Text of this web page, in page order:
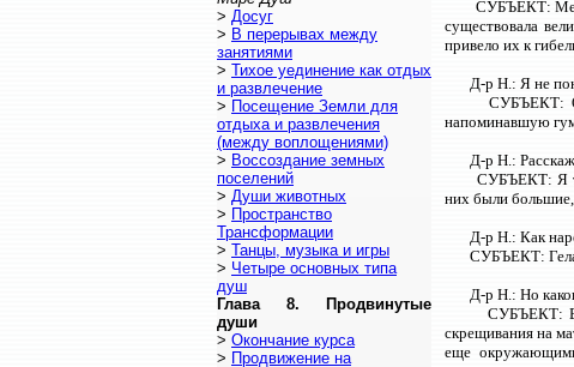
СУБЪЕКТ:
существовала
привело их к
Д-р Н.: Я не
СУБЪЕКТ:
напоминавшую
Д-р Н.:
СУБЪЕКТ: Я
них были
Д-р Н.: Как
СУБЪЕКТ:
Д-р Н.: Но
СУБЪЕКТ:
скрещивания на
еще
> Досуг
> В перерывах между
занятиями
> Тихое уединение как отдых
и развлечение
> Посещение Земли для
отдыха и развлечения
(между воплощениями)
> Воссоздание земных
поселений
> Души животных
> Пространство
Трансформации
> Танцы, музыка и игры
> Четыре основных типа
душ
Глава 8. Продвинутые
души
> Окончание курса
> Продвижение на